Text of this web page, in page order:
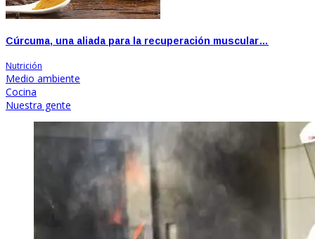
Cúrcuma, una aliada para la recuperación muscular…
Nutrición
Medio ambiente
Cocina
Nuestra gente